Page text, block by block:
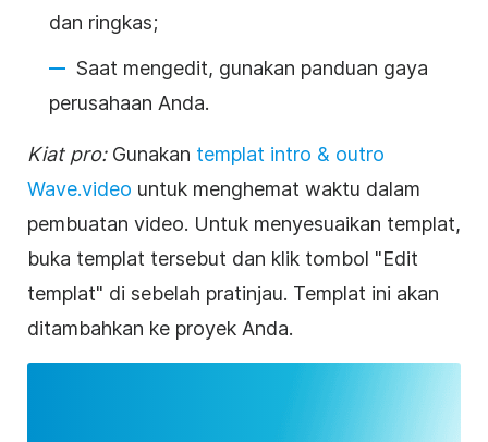
dan ringkas;
Saat mengedit, gunakan panduan gaya
perusahaan Anda.
Kiat pro: Gunakan templat intro & outro
Wave.video untuk menghemat waktu dalam
pembuatan video. Untuk menyesuaikan templat,
buka templat tersebut dan klik tombol "Edit
templat" di sebelah pratinjau. Templat ini akan
ditambahkan ke proyek Anda.